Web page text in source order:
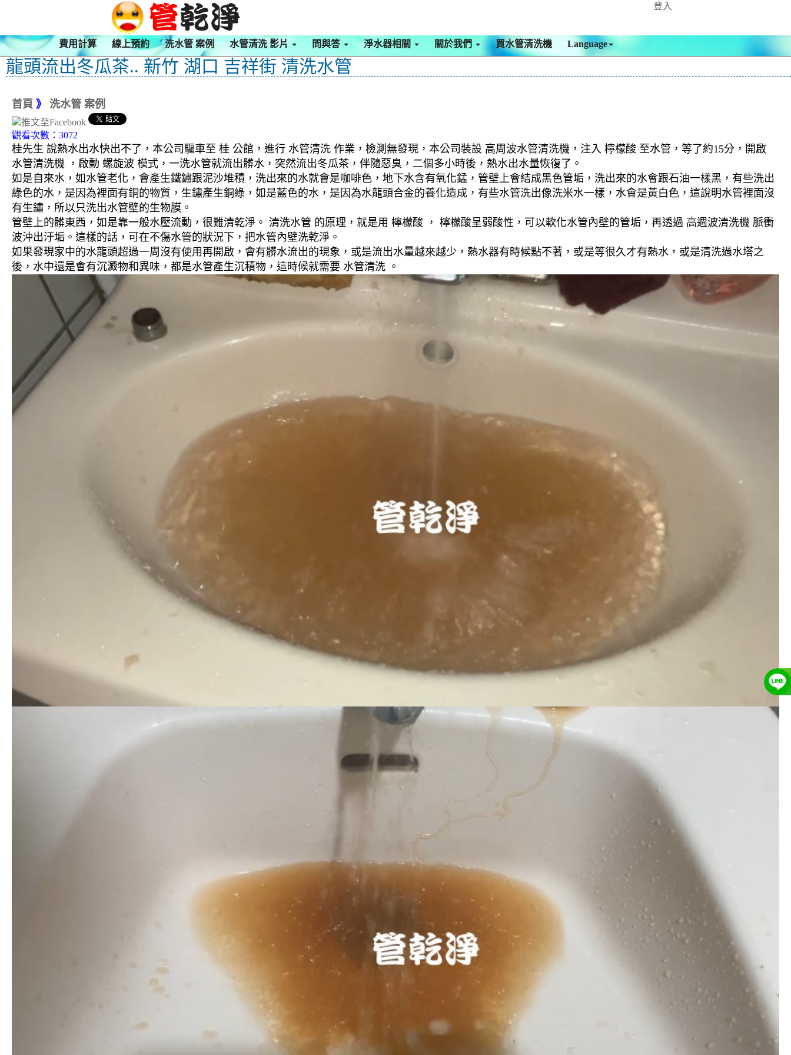
登入
費用計算 線上預約 洗水管 案例 水管清洗 影片 問與答 淨水器相關 關於我們 買水管清洗機 Language
龍頭流出冬瓜茶.. 新竹 湖口 吉祥街 清洗水管
首頁 》 洗水管 案例
觀看次數：3072
桂先生 說熱水出水快出不了，本公司驅車至 桂 公館，進行 水管清洗 作業，檢測無發現，本公司裝設 高周波水管清洗機，注入 檸檬酸 至水管，等了約15分，開啟
水管清洗機 ，啟動 螺旋波 模式，一洗水管就流出髒水，突然流出冬瓜茶，伴隨惡臭，二個多小時後，熱水出水量恢復了。
如是自來水，如水管老化，會產生鐵鏽跟泥沙堆積，洗出來的水就會是咖啡色，地下水含有氧化錳，管壁上會結成黑色管垢，洗出來的水會跟石油一樣黑，有些洗出
綠色的水，是因為裡面有銅的物質，生鏽產生銅綠，如是藍色的水，是因為水龍頭合金的養化造成，有些水管洗出像洗米水一樣，水會是黃白色，這說明水管裡面沒
有生鏽，所以只洗出水管壁的生物膜。
管壁上的髒東西，如是靠一般水壓流動，很難清乾淨。 清洗水管 的原理，就是用 檸檬酸 ， 檸檬酸呈弱酸性，可以軟化水管內壁的管垢，再透過 高週波清洗機 脈衝
波沖出汙垢。這樣的話，可在不傷水管的狀況下，把水管內壁洗乾淨。
如果發現家中的水龍頭超過一周沒有使用再開啟，會有髒水流出的現象，或是流出水量越來越少，熱水器有時候點不著，或是等很久才有熱水，或是清洗過水塔之
後，水中還是會有沉澱物和異味，都是水管產生沉積物，這時候就需要 水管清洗 。